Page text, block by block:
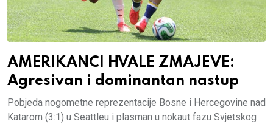
AMERIKANCI HVALE ZMAJEVE:
Agresivan i dominantan nastup
Pobjeda nogometne reprezentacije Bosne i Hercegovine nad
Katarom (3:1) u Seattleu i plasman u nokaut fazu Svjetskog